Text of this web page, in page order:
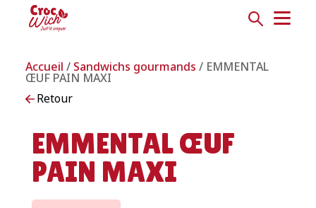
Accueil / Sandwichs gourmands / EMMENTAL
ŒUF PAIN MAXI
Retour
EMMENTAL ŒUF
PAIN MAXI